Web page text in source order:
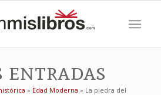
entradas
» Edad Moderna » La piedra del